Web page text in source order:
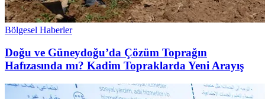
Bölgesel Haberler
Doğu ve Güneydoğu’da Çözüm Toprağın
Hafızasında mı? Kadim Topraklarda Yeni Arayış